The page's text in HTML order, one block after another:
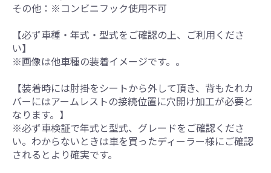
その他：※コンビニフック使用不可
【必ず車種・年式・型式をご確認の上、ご利用くださ
い】
※画像は他車種の装着イメージです。。
【装着時には肘掛をシートから外して頂き、背もたれカ
バーにはアームレストの接続位置に穴開け加工が必要と
なります。】
※必ず車検証で年式と型式、グレードをご確認くださ
い。わからないときは車を買ったディーラー様にご確認
されるとより確実です。